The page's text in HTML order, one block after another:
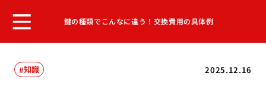
鍵の種類でこんなに違う！交換費用の具体例
2025.12.16
知識